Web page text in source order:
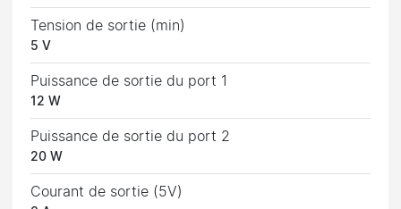
Tension de sortie (min)
5 V
Puissance de sortie du port 1
12 W
Puissance de sortie du port 2
20 W
Courant de sortie (5V)